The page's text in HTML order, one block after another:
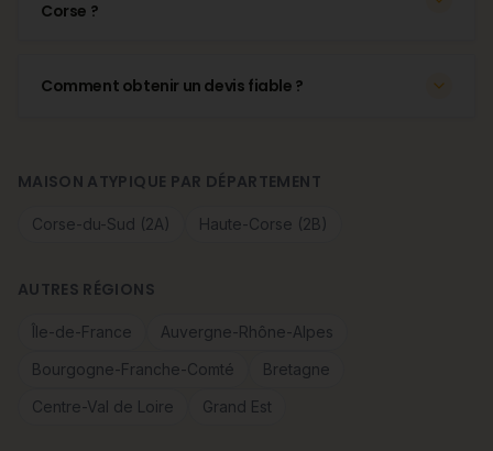
Corse ?
Comment obtenir un devis fiable ?
MAISON ATYPIQUE PAR DÉPARTEMENT
Corse-du-Sud (2A) Haute-Corse (2B)
AUTRES RÉGIONS
Île-de-France
Auvergne-Rhône-Alpes
Bourgogne-Franche-Comté
Bretagne
Centre-Val de Loire
Grand Est